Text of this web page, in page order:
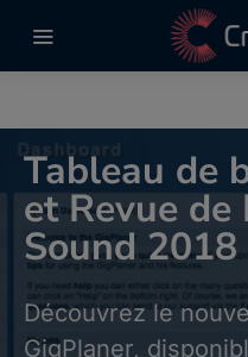
Tableau de
et Revue
Sound 2018
Découvrez le
GigPlaner,